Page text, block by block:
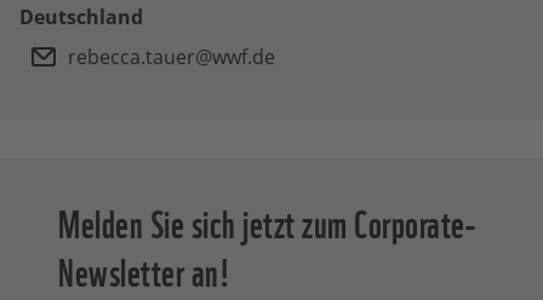
Deutschland
rebecca.tauer@wwf.de
Melden Sie sich jetzt zum Corporate-
Newsletter an!